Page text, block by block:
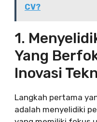
CV?
1.
Yang
Inovasi
Langkah pertama
adalah menyelidiki